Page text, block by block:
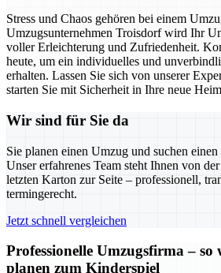
Stress und Chaos gehören bei einem
Umzugsunternehmen Troisdorf wird Ihr
voller Erleichterung und Zufriedenheit.
heute, um ein individuelles und
erhalten. Lassen Sie sich von unserer
starten Sie mit Sicherheit in Ihre neue
Wir sind für Sie da
Sie planen einen Umzug und suchen
Unser erfahrenes Team steht Ihnen von
letzten Karton zur Seite – professionell,
termingerecht.
Jetzt schnell vergleichen
Professionelle Umzugsfirma –
planen zum Kinderspiel